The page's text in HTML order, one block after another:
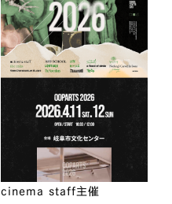
cinema staff主催